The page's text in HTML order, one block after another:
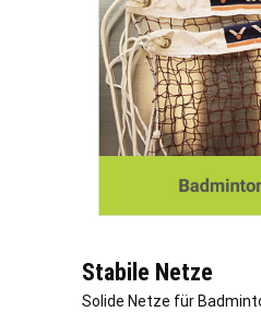
Stabile Netze
Solide Netze für